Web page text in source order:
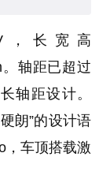
，长宽高
轴距已超过
轴距设计。
朗”的设计语
，车顶搭载激